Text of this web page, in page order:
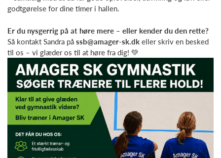
godtgørelse for dine timer i hallen.
Er du nysgerrig på at høre mere – eller kender du den rette?
Så kontakt Sandra på ssb@amager-sk.dk eller skriv en besked
til os – vi glæder os til at høre fra dig! 💚